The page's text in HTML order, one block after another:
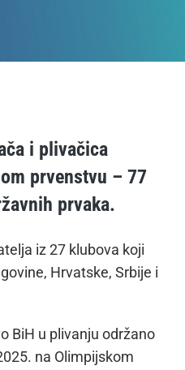
i plivačica
prvenstvu – 77
prvaka.
iz 27 klubova koji
Hrvatske, Srbije i
BiH u plivanju održano
na Olimpijskom